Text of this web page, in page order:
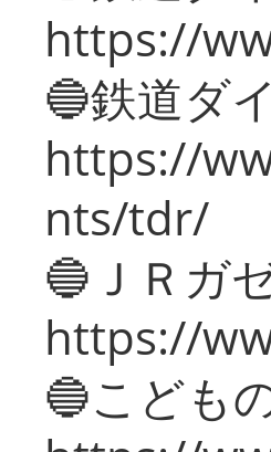
https://
🔵鉄道ダ
https://
nts/tdr/
🔵ＪＲガ
https://
🔵こども